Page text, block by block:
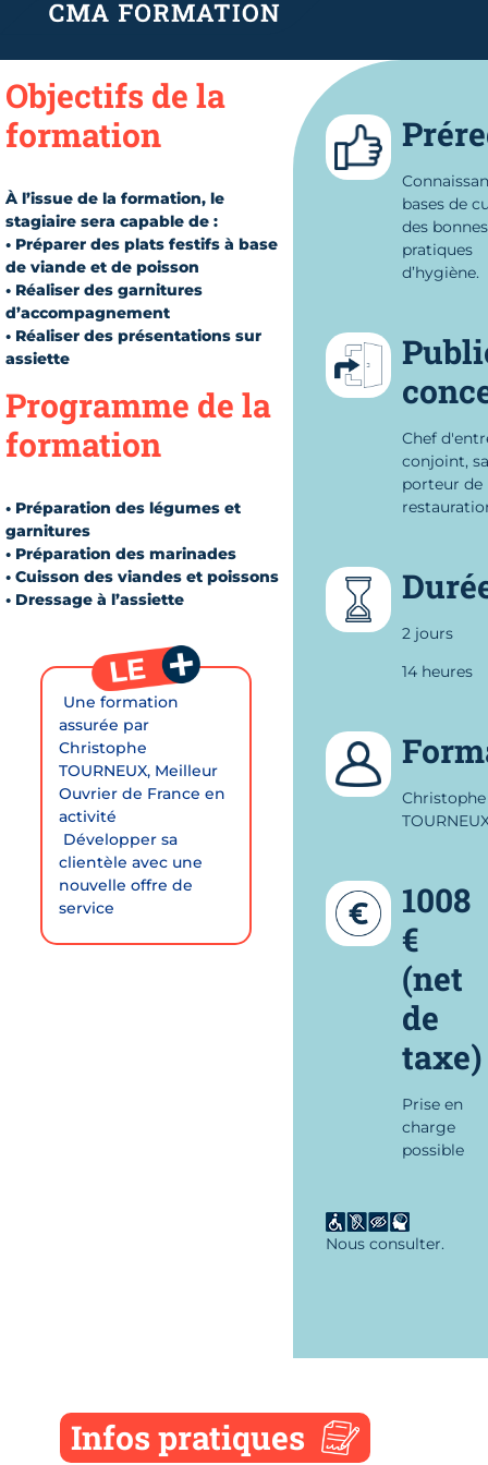
Objectifs de la
formation
À l’issue de la formation, le
stagiaire sera capable de :
• Préparer des plats festifs à base
de viande et de poisson
• Réaliser des garnitures
d’accompagnement
• Réaliser des présentations sur
assiette
Programme de la
formation
• Préparation des légumes et
garnitures
• Préparation des marinades
• Cuisson des viandes et poissons
• Dressage à l’assiette
 Une formation
assurée par
Christophe
TOURNEUX, Meilleur
Ouvrier de France en
activité
 Développer sa
clientèle avec une
nouvelle offre de
service
bases de
des bonnes
pratiques
d’hygiène.
Chef
conjoint,
porteur de
2 jours
14 heures
Christophe
1008
€
(net
de
taxe)
Prise en
charge
possible
Nous consulter.
Infos pratiques